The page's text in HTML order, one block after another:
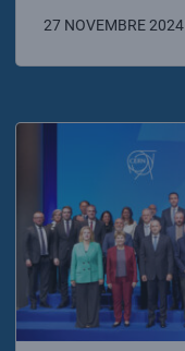
27 NOVEMBRE 2024